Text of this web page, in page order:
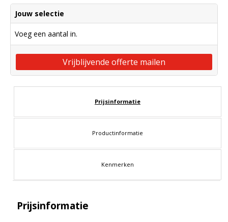
Jouw selectie
Voeg een aantal in.
Vrijblijvende offerte mailen
Prijsinformatie
Productinformatie
Kenmerken
Prijsinformatie